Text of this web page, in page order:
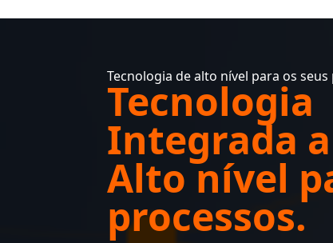
Tecnologia de alto nível para os seus
Tecnologia
Integrada
Alto nível
processos.